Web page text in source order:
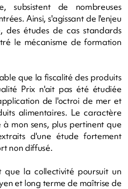
subsistent de nombreuses
Ainsi, s'agissant de l'enjeu
études de cas standards
le mécanisme de formation
que la fiscalité des produits
Prix n'ait pas été étudiée
de l'octroi de mer et
alimentaires. Le caractère
mon sens, plus pertinent que
d'une étude fortement
non diffusé.
que la collectivité poursuit un
et long terme de maîtrise de